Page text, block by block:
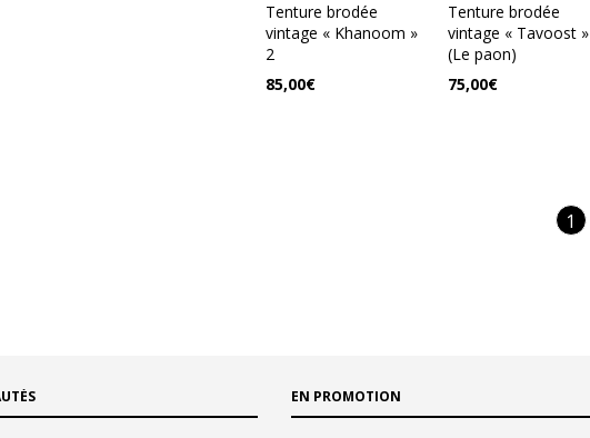
Tenture brodée
vintage « Khanoom »
2
85,00€
Tenture brodée
vintage « Tavoost »
(Le paon)
75,00€
1
EN PROMOTION